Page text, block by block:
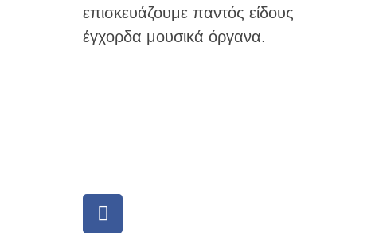
επισκευάζουμε παντός είδους
έγχορδα μουσικά όργανα.